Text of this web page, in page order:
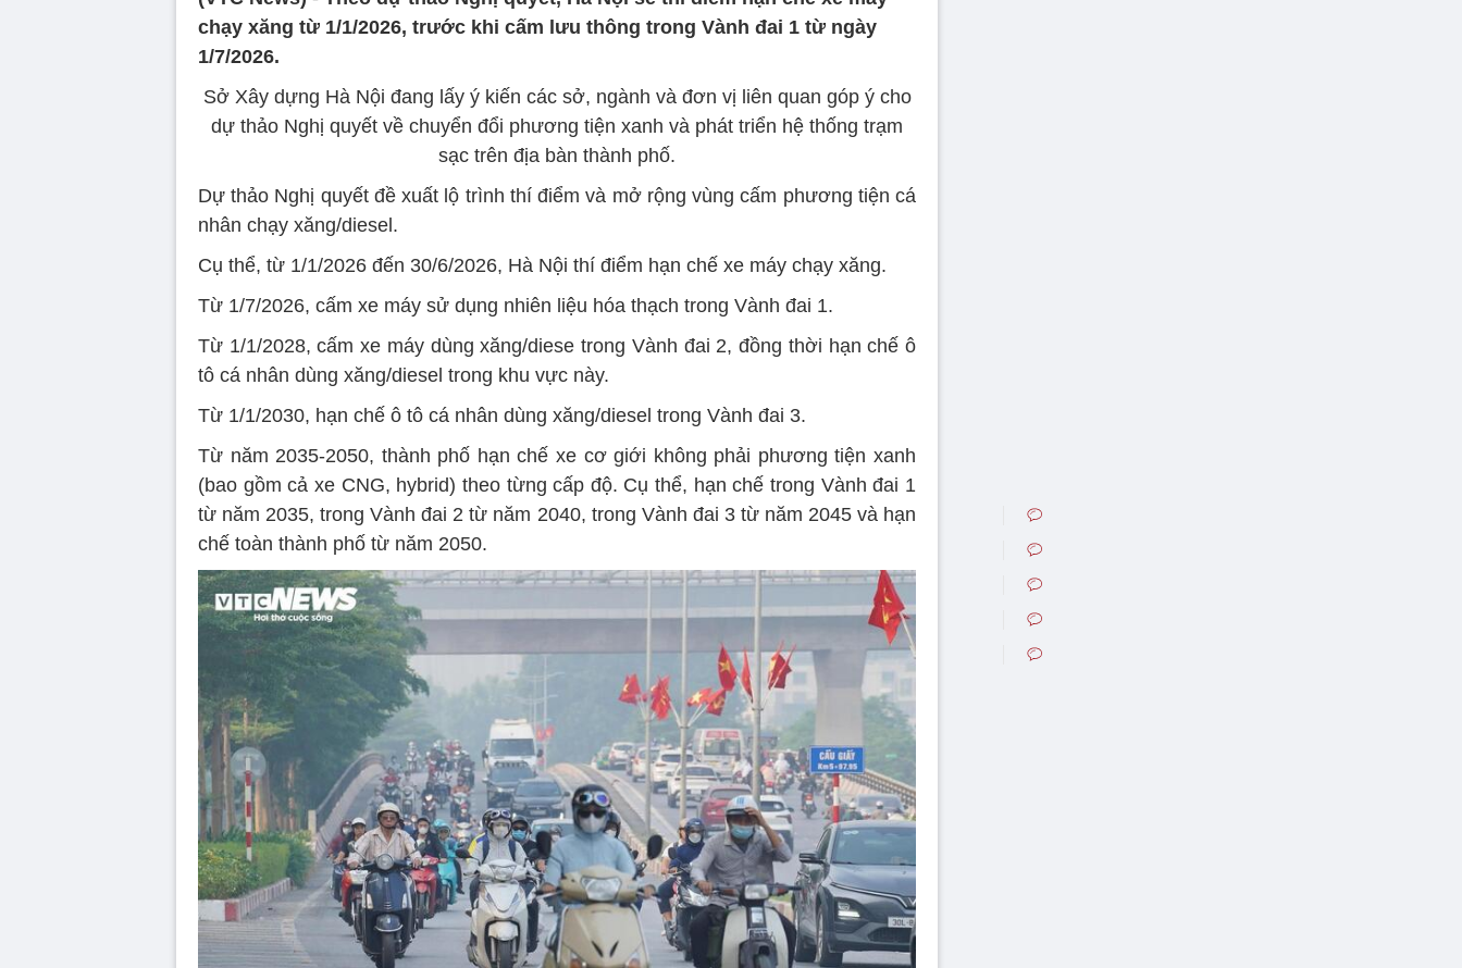
chạy xăng từ 1/1/2026, trước khi cấm lưu thông trong Vành đai 1 từ ngày
1/7/2026.
Sở Xây dựng Hà Nội đang lấy ý kiến các sở, ngành và đơn vị liên quan góp ý cho
dự thảo Nghị quyết về chuyển đổi phương tiện xanh và phát triển hệ thống trạm
sạc trên địa bàn thành phố.
Dự thảo Nghị quyết đề xuất lộ trình thí điểm và mở rộng vùng cấm phương tiện cá
nhân chạy xăng/diesel.
Cụ thể, từ 1/1/2026 đến 30/6/2026, Hà Nội thí điểm hạn chế xe máy chạy xăng.
Từ 1/7/2026, cấm xe máy sử dụng nhiên liệu hóa thạch trong Vành đai 1.
Từ 1/1/2028, cấm xe máy dùng xăng/diese trong Vành đai 2, đồng thời hạn chế ô
tô cá nhân dùng xăng/diesel trong khu vực này.
Từ 1/1/2030, hạn chế ô tô cá nhân dùng xăng/diesel trong Vành đai 3.
Từ năm 2035-2050, thành phố hạn chế xe cơ giới không phải phương tiện xanh
(bao gồm cả xe CNG, hybrid) theo từng cấp độ. Cụ thể, hạn chế trong Vành đai 1
từ năm 2035, trong Vành đai 2 từ năm 2040, trong Vành đai 3 từ năm 2045 và hạn
chế toàn thành phố từ năm 2050.